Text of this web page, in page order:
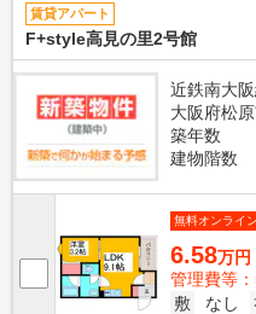
賃貸アパート
F+style高見の里2号館
近鉄南大
大阪府松
築年数
建物階数
無料オンライ
6.58万円
管理費等
敷
なし